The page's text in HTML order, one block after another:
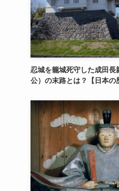
忍城を籠城死守した成田長
公）の末路とは？【日本の